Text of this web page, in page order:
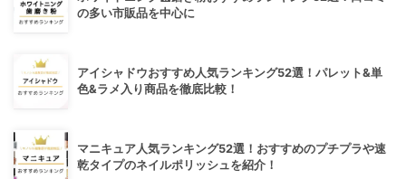
の多い市販品を中心に
アイシャドウおすすめ人気ランキング52選！パレット&単
色&ラメ入り商品を徹底比較！
マニキュア人気ランキング52選！おすすめのプチプラや速
乾タイプのネイルポリッシュを紹介！